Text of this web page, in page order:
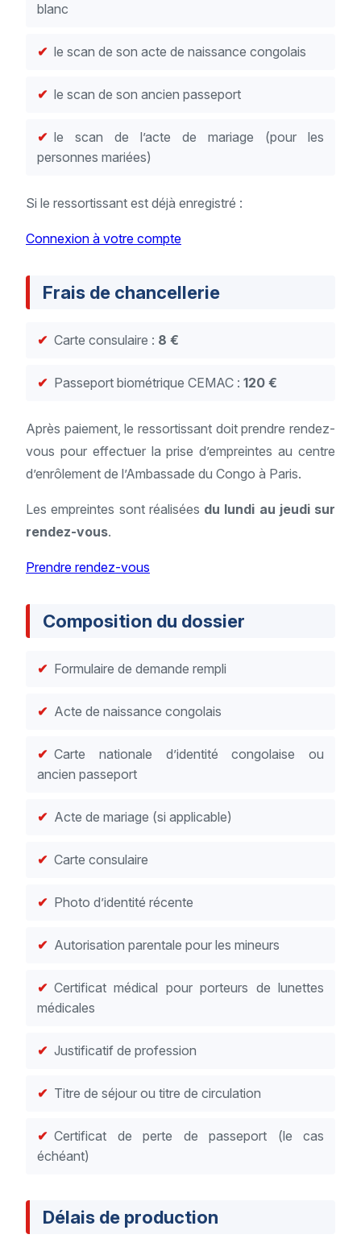
blanc
le scan de son acte de naissance congolais
le scan de son ancien passeport
le scan de l’acte de mariage (pour les
personnes mariées)
Si le ressortissant est déjà enregistré :
Connexion à votre compte
Frais de chancellerie
Carte consulaire : 8 €
Passeport biométrique CEMAC : 120 €
Après paiement, le ressortissant doit prendre rendez-
vous pour effectuer la prise d’empreintes au centre
d’enrôlement de l’Ambassade du Congo à Paris.
Les empreintes sont réalisées du lundi au jeudi sur
rendez-vous.
Prendre rendez-vous
Composition du dossier
Formulaire de demande rempli
Acte de naissance congolais
Carte nationale d’identité congolaise ou
ancien passeport
Acte de mariage (si applicable)
Carte consulaire
Photo d’identité récente
Autorisation parentale pour les mineurs
Certificat médical pour porteurs de lunettes
médicales
Justificatif de profession
Titre de séjour ou titre de circulation
Certificat de perte de passeport (le cas
échéant)
Délais de production